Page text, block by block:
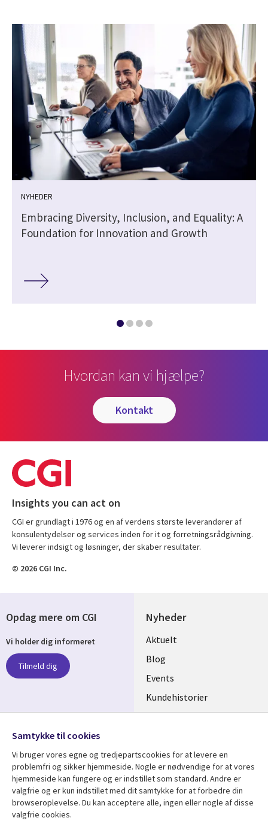
NYHEDER
Embracing Diversity, Inclusion, and Equality: A
Foundation for Innovation and Growth
Hvordan kan vi hjælpe?
kontakt
Insights you can act on
CGI er grundlagt i 1976 og en af verdens største leverandører af
konsulentydelser og services inden for it og forretningsrådgivning.
Vi leverer indsigt og løsninger, der skaber resultater.
© 2026 CGI Inc.
Nyheder
Useful
links
DENMARK
Aktuelt
Blog
Events
Kundehistorier
Videoer
Se mere
Library
Artikler
Support
Opdag mere om CGI
Vi holder dig informeret
Tilmeld dig
Media
DENMARK
Samtykke til cookies
Vi bruger vores egne og tredjepartscookies for at levere en
problemfri og sikker hjemmeside. Nogle er nødvendige for at vores
hjemmeside kan fungere og er indstillet som standard. Andre er
valgfrie og er kun indstillet med dit samtykke for at forbedre din
browseroplevelse. Du kan acceptere alle, ingen eller nogle af disse
valgfrie cookies.